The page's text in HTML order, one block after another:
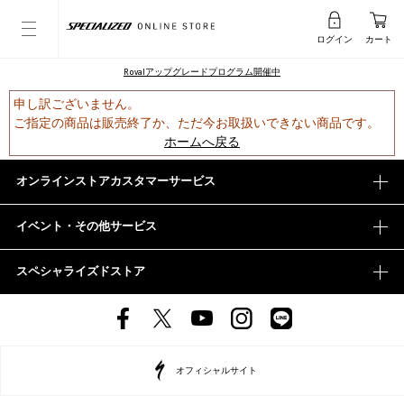
ログイン カート
Rovalアップグレードプログラム開催中
申し訳ございません。
ご指定の商品は販売終了か、ただ今お取扱いできない商品です。
ホームへ戻る
オンラインストアカスタマーサービス
イベント・その他サービス
スペシャライズドストア
オフィシャルサイト